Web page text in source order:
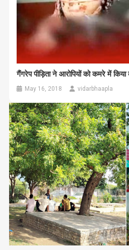
गैंगरेप पीड़िता ने आरोपियों को कमरे में किया
May 16, 2018 vidarbhaapla